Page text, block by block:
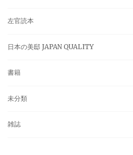
左官読本
日本の美邸 JAPAN QUALITY
書籍
未分類
雑誌